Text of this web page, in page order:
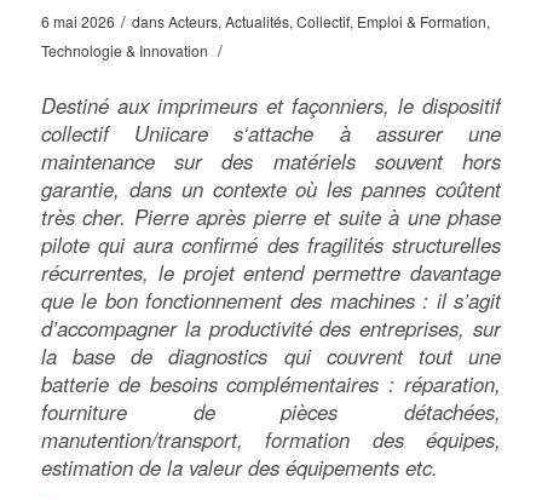
6 mai 2026 / dansActeurs, Actualités, Collectif, Emploi & Formation,
Technologie & Innovation /
Destiné aux imprimeurs et façonniers, le dispositif
collectif Uniicare s‘attache à assurer une
maintenance sur des matériels souvent hors
garantie, dans un contexte où les pannes coûtent
très cher. Pierre après pierre et suite à une phase
pilote qui aura confirmé des fragilités structurelles
récurrentes, le projet entend permettre davantage
que le bon fonctionnement des machines : il s’agit
d’accompagner la productivité des entreprises, sur
la base de diagnostics qui couvrent tout une
batterie de besoins complémentaires : réparation,
fourniture de pièces détachées,
manutention/transport, formation des équipes,
estimation de la valeur des équipements etc.